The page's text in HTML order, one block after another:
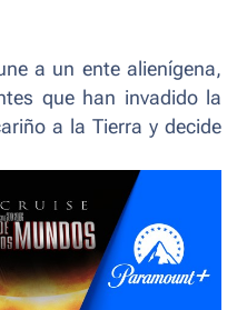
a un ente alienígena,
que han invadido la
a la Tierra y decide